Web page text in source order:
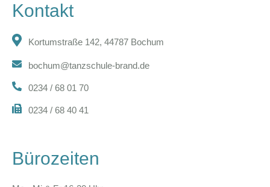
Kontakt
Kortumstraße 142, 44787 Bochum
bochum@tanzschule-brand.de
0234 / 68 01 70
0234 / 68 40 41
Bürozeiten